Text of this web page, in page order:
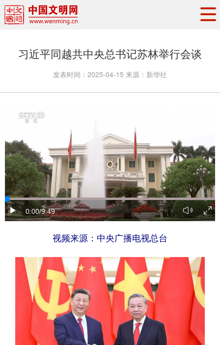
权威发布
资讯联播
地方交流
文明实践
文明创建
习近平同越共中央总书记苏林举行会谈
发表时间： 2025-04-15 来源： 新华社
0:00/9:49
视频来源：中央广播电视总台